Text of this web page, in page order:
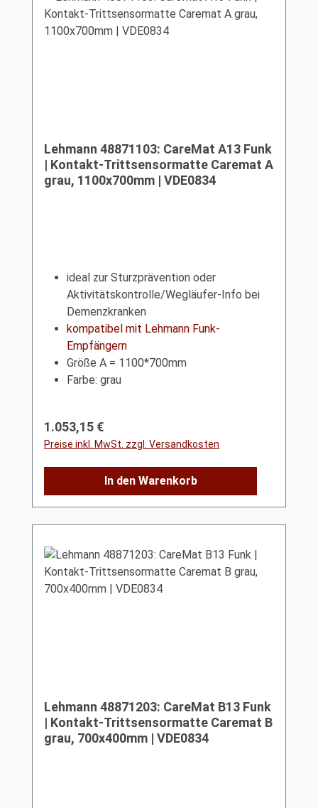
Lehmann 48871103: CareMat A13 Funk
| Kontakt-Trittsensormatte Caremat A
grau, 1100x700mm | VDE0834
ideal zur Sturzprävention oder
Aktivitätskontrolle/Wegläufer-Info bei
Demenzkranken
kompatibel mit Lehmann Funk-
Empfängern
Größe A = 1100*700mm
Farbe: grau
Regulärer Preis:
1.053,15 €
Preise inkl. MwSt. zzgl. Versandkosten
In den Warenkorb
Lehmann 48871203: CareMat B13 Funk
| Kontakt-Trittsensormatte Caremat B
grau, 700x400mm | VDE0834